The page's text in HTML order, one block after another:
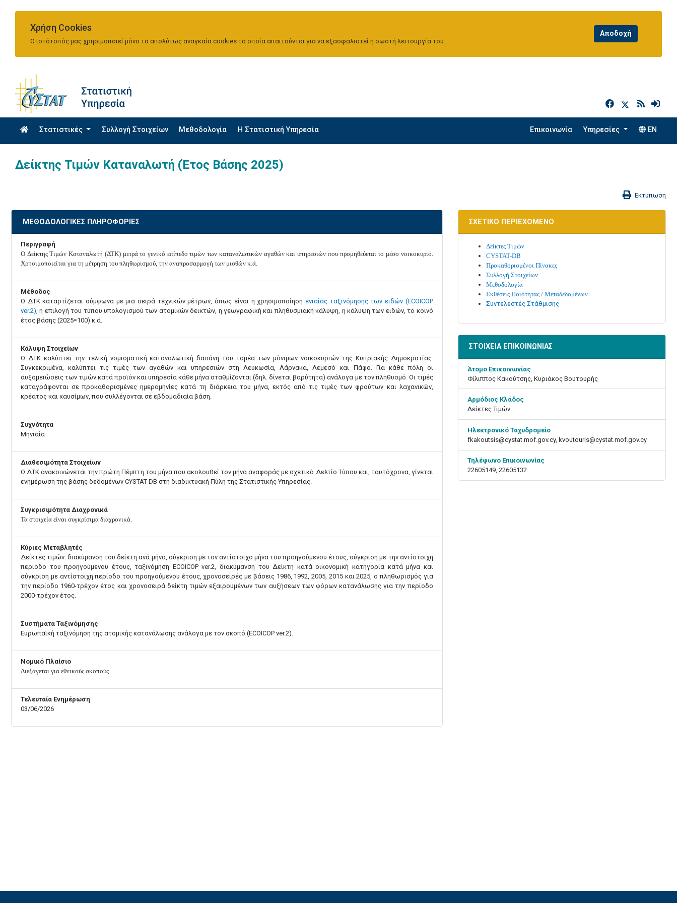
Χρήση Cookies
Ο ιστότοπός μας χρησιμοποιεί μόνο τα απολύτως αναγκαία cookies τα οποία απαιτούνται για να εξασφαλιστεί η σωστή λειτουργία του.
h
Στατιστικές Συλλογή Στοιχείων Μεθοδολογία H Στατιστική Υπηρεσία Επικοινωνία Υπηρεσίες EN
Δείκτης Τιμών Καταναλωτή (Έτος Βάσης 2025)
Εκτύπωση
ΜΕΘΟΔΟΛΟΓΙΚΕΣ ΠΛΗΡΟΦΟΡΙΕΣ
Περιγραφή
O Δείκτης Τιμών Καταναλωτή (ΔΤΚ) μετρά το γενικό επίπεδο τιμών των καταναλωτικών αγαθών και υπηρεσιών που προμηθεύεται το μέσο νοικοκυριό.
Χρησιμοποιείται για τη μέτρηση του πληθωρισμού, την αναπροσαρμογή των μισθών κ.ά.
Μέθοδος
Ο ΔΤΚ καταρτίζεται σύμφωνα με μια σειρά τεχνικών μέτρων, όπως είναι η χρησιμοποίηση ενιαίας ταξινόμησης των ειδών (ECOICOP
ver.2) , η επιλογή του τύπου υπολογισμού των ατομικών δεικτών, η γεωγραφική και πληθυσμιακή κάλυψη, η κάλυψη των ειδών, το κοινό
έτος βάσης (2025=100) κ.ά.
Κάλυψη Στοιχείων
Ο ΔΤΚ καλύπτει την τελική νομισματική καταναλωτική δαπάνη του τομέα των μόνιμων νοικοκυριών της Κυπριακής Δημοκρατίας.
Συγκεκριμένα, καλύπτει τις τιμές των αγαθών και υπηρεσιών στη Λευκωσία, Λάρνακα, Λεμεσό και Πάφο. Για κάθε πόλη οι
αυξομειώσεις των τιμών κατά προϊόν και υπηρεσία κάθε μήνα σταθμίζονται (δηλ. δίνεται βαρύτητα) ανάλογα με τον πληθυσμό. Οι τιμές
καταγράφονται σε προκαθορισμένες ημερομηνίες κατά τη διάρκεια του μήνα, εκτός από τις τιμές των φρούτων και λαχανικών,
κρέατος και καυσίμων, που συλλέγονται σε εβδομαδιαία βάση.
Συχνότητα
Μηνιαία
Διαθεσιμότητα Στοιχείων
Ο ΔΤΚ ανακοινώνεται την πρώτη Πέμπτη του μήνα που ακολουθεί τον μήνα αναφοράς με σχετικό Δελτίο Τύπου και, ταυτόχρονα, γίνεται
ενημέρωση της βάσης δεδομένων CYSTAT-DB στη διαδικτυακή Πύλη της Στατιστικής Υπηρεσίας.
Συγκρισιμότητα Διαχρονικά
Τα στοιχεία είναι συγκρίσιμα διαχρονικά.
Κύριες Μεταβλητές
Δείκτες τιμών: διακύμανση του δείκτη ανά μήνα, σύγκριση με τον αντίστοιχο μήνα του προηγούμενου έτους, σύγκριση με την αντίστοιχη
περίοδο του προηγούμενου έτους, ταξινόμηση ECOICOP ver.2, διακύμανση του Δείκτη κατά οικονομική κατηγορία κατά μήνα και
σύγκριση με αντίστοιχη περίοδο του προηγούμενου έτους, χρονοσειρές με βάσεις 1986, 1992, 2005, 2015 και 2025, ο πληθωρισμός για
την περίοδο 1960-τρέχον έτος και χρονοσειρά δείκτη τιμών εξαιρουμένων των αυξήσεων των φόρων κατανάλωσης για την περίοδο
2000-τρέχον έτος.
Συστήματα Ταξινόμησης
Ευρωπαϊκή ταξινόμηση της ατομικής κατανάλωσης ανάλογα με τον σκοπό (ECOICOP ver.2).
Νομικό Πλαίσιο
Διεξάγεται για εθνικούς σκοπούς.
Τελευταία Ενημέρωση
03/06/2026
ΣΧΕΤΙΚΟ ΠΕΡΙΕΧΟΜΕΝΟ
Δείκτες Τιμών
CYSTAT-DB
Προκαθορισμένοι Πίνακες
Συλλογή Στοιχείων
Μεθοδολογία
Εκθέσεις Ποιότητας / Μεταδεδομένων
Συντελεστές Στάθμισης
ΣΤΟΙΧΕΙΑ ΕΠΙΚΟΙΝΩΝΙΑΣ
Άτομο Επικοινωνίας
Φίλιππος Κακούτσης, Κυριάκος Βουτουρής
Αρμόδιος Κλάδος
Δείκτες Τιμών
Ηλεκτρονικό Ταχυδρομείο
fkakoutsis@cystat.mof.gov.cy, kvoutouris@cystat.mof.gov.cy
Τηλέφωνο Επικοινωνίας
22605149, 22605132